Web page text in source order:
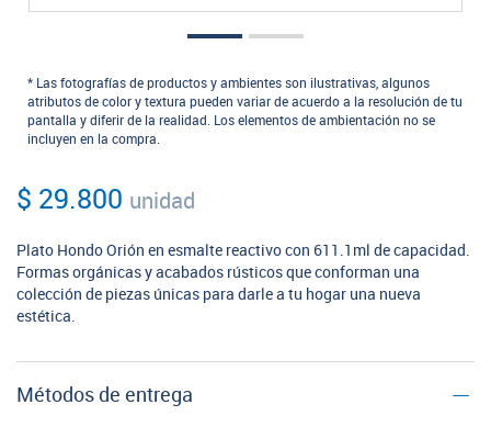
* Las fotografías de productos y ambientes son ilustrativas, algunos
atributos de color y textura pueden variar de acuerdo a la resolución de tu
pantalla y diferir de la realidad. Los elementos de ambientación no se
incluyen en la compra.
$ 29.800 unidad
Plato Hondo Orión en esmalte reactivo con 611.1ml de capacidad.
Formas orgánicas y acabados rústicos que conforman una
colección de piezas únicas para darle a tu hogar una nueva
estética.
Métodos de entrega